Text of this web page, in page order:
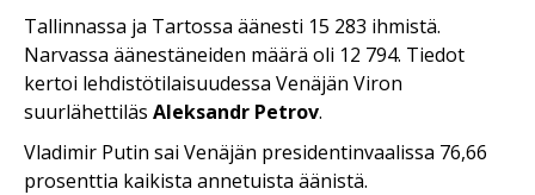
Tallinnassa ja Tartossa äänesti 15 283 ihmistä.
Narvassa äänestäneiden määrä oli 12 794. Tiedot
kertoi lehdistötilaisuudessa Venäjän Viron
suurlähettiläs Aleksandr Petrov.
Vladimir Putin sai Venäjän presidentinvaalissa 76,66
prosenttia kaikista annetuista äänistä.